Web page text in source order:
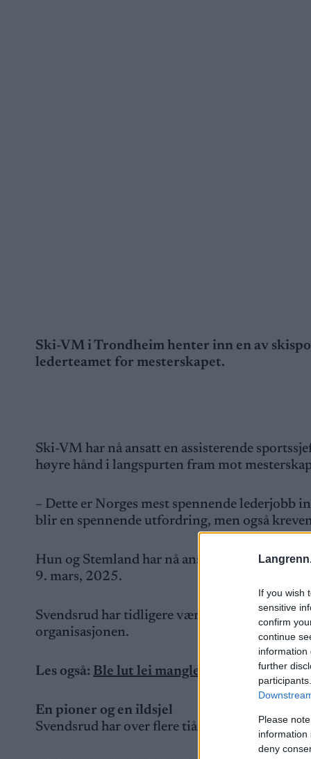
If you wish
sensitive
confirm
continue
information
further
Please
information
deny
Ski-VM i Trondheim henter inn en av
lederteamet for mesterskapet.
Ski-VM har nå ansatt en assisterende
høyre hånd i langspurten fram mot
– Dette er Norges mest spennende lederjobb
blir en spennende utfordring, men også
Hun og Stemland har nå ansvaret for alle
9. mars, 2025.
Svendsrud har tidligere vært assisterende
organisasjonen.
Les også: Ble lut lei manglende finansiering
En pioner og en ildsjel
Svendsrud har over flere tiår preget hopp-